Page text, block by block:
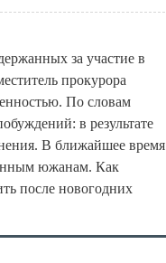
за участие в
прокурора
По словам
в результате
В ближайшее время
южанам. Как
после новогодних